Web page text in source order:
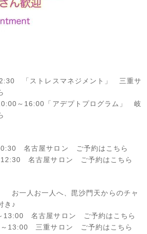
「ストレスマネジメント」 三重サ
～16:00「アデプトプログラム」 岐
名古屋サロン
ご予約はこちら
12:30 名古屋サロン
ご予約はこちら
お一人お一人へ、毘沙門天からのチャ
き♪
13:00 名古屋サロン
ご予約はこちら
13:00 三重サロン
ご予約はこちら